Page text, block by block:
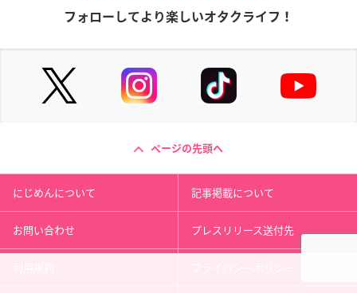
フォローしてより楽しいオタクライフ！
ページの先頭へ
にじめんについて 記事掲載について
お問い合わせ プレスリリース送付先